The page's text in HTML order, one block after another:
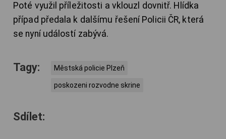
Poté využil příležitosti a vklouzl dovnitř. Hlídka
případ předala k dalšímu řešení Policii ČR, která
se nyní událostí zabývá.
Tagy: Městská policie Plzeň
poskozeni rozvodne skrine
Sdílet: